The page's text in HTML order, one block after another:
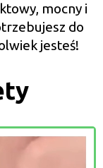
mocny i
do
jesteś!